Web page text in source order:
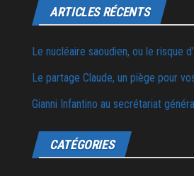
ARTICLES RÉCENTS
Le nucléaire saoudien, ou le risque
Le partage Claude, un piège pour
Gianni Infantino au secrétariat
CATÉGORIES